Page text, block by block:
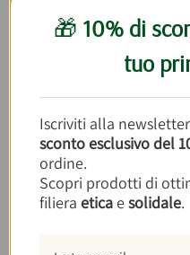
Agitare prima
frigorifero tra 0°C e
Chi lo produce
Questo prodotto bio,
Valdibella, realtà
nella promozione di
che nasce da terreni
🎁 10% di
tuo
Iscriviti alla
sconto esclusivo del
ordine.
Scopri prodotti di
filiera etica esolidale.